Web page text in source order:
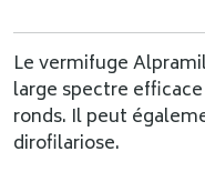
Le vermifuge
large spectre
ronds. Il peut
dirofilariose.